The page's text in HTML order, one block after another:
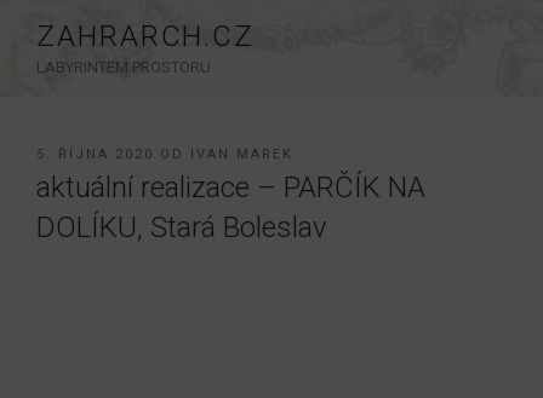
obsahu
ZAHRARCH.CZ
LABYRINTEM PROSTORU
PUBLIKOVÁNO
5. ŘÍJNA 2020 OD IVAN MAREK
aktuální realizace – PARČÍK NA
DOLÍKU, Stará Boleslav